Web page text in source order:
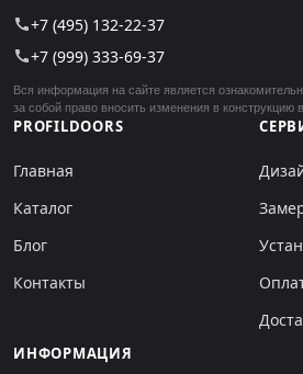
call+7 (495) 132-22-37
call+7 (999) 333-69-37
Вся информация на сайте является
за собой право вносить изменения в конструкцию
PROFILDOORS
Главная
Каталог
Блог
Контакты
ИНФОРМАЦИЯ